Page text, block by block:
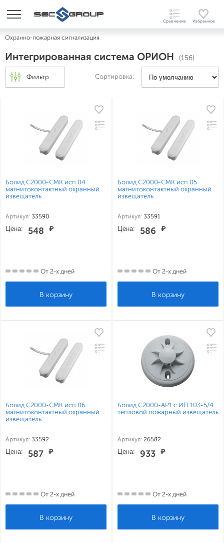
Охранно-пожарная сигнализация
Интегрированная система ОРИОН (156)
Фильтр Сортировка:
Болид С2000-СМК исп.04
магнитоконтактный охранный
извещатель
Артикул: 33590
Цена: 548 ₽
От 2-х дней
Болид С2000-СМК исп.05
магнитоконтактный охранный
извещатель
Артикул: 33591
Цена: 586 ₽
От 2-х дней
Болид С2000-СМК исп.06
магнитоконтактный охранный
извещатель
Артикул: 33592
Цена: 587 ₽
От 2-х дней
Болид С2000-АР1 с ИП 103-5/4
тепловой пожарный извещатель
Артикул: 26582
Цена: 933 ₽
От 2-х дней